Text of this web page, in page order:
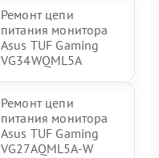
Ремонт цепи
питания монитора
Asus TUF Gaming
VG34WQML5A
Ремонт цепи
питания монитора
Asus TUF Gaming
VG27AQML5A-W